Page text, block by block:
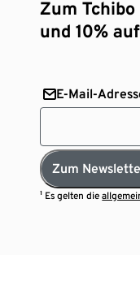
Zum
und 10%
E-Mail-
Zum
¹ Es gelten die